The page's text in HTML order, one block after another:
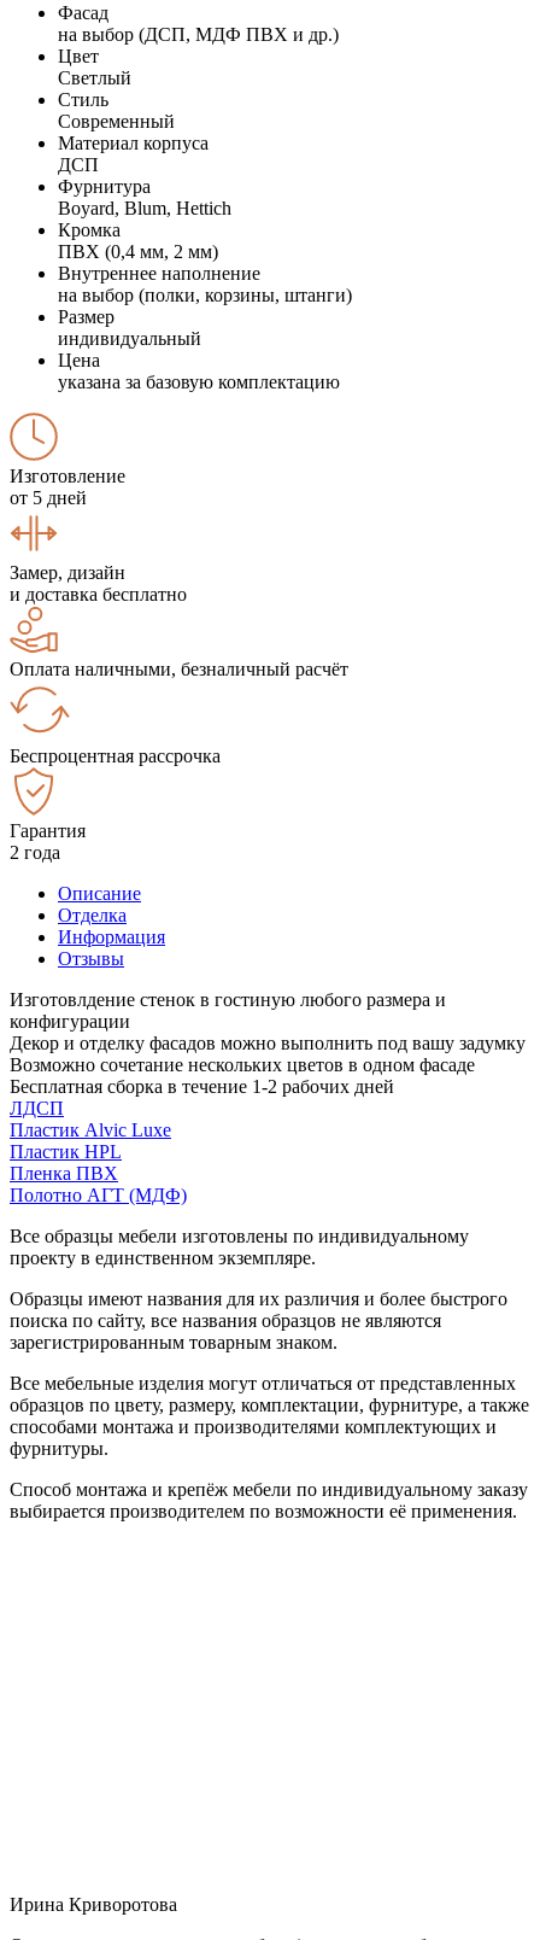
Фасад
на выбор (ДСП, МДФ ПВХ и др.)
Цвет
Светлый
Стиль
Современный
Материал корпуса
ДСП
Фурнитура
Boyard, Blum, Hettich
Кромка
ПВХ (0,4 мм, 2 мм)
Внутреннее наполнение
на выбор (полки, корзины, штанги)
Размер
индивидуальный
Цена
указана за базовую комплектацию
Изготовление
от 5 дней
Замер, дизайн
и доставка бесплатно
Оплата наличными, безналичный расчёт
Беспроцентная рассрочка
Гарантия
2 года
Описание
Отделка
Информация
Отзывы
Изготовлдение стенок в гостиную любого размера и
конфигурации
Декор и отделку фасадов можно выполнить под вашу задумку
Возможно сочетание нескольких цветов в одном фасаде
Бесплатная сборка в течение 1-2 рабочих дней
ЛДСП
Пластик Alvic Luxe
Пластик HPL
Пленка ПВХ
Полотно АГТ (МДФ)
Все образцы мебели изготовлены по индивидуальному
проекту в единственном экземпляре.
Образцы имеют названия для их различия и более быстрого
поиска по сайту, все названия образцов не являются
зарегистрированным товарным знаком.
Все мебельные изделия могут отличаться от представленных
образцов по цвету, размеру, комплектации, фурнитуре, а также
способами монтажа и производителями комплектующих и
фурнитуры.
Способ монтажа и крепёж мебели по индивидуальному заказу
выбирается производителем по возможности её применения.
Ирина Криворотова